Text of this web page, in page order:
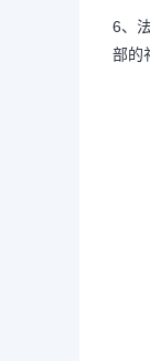
6、
部的